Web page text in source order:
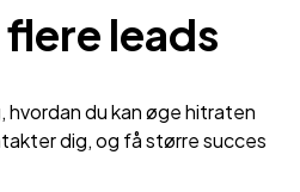
leads
du kan øge hitraten
dig, og få større succes